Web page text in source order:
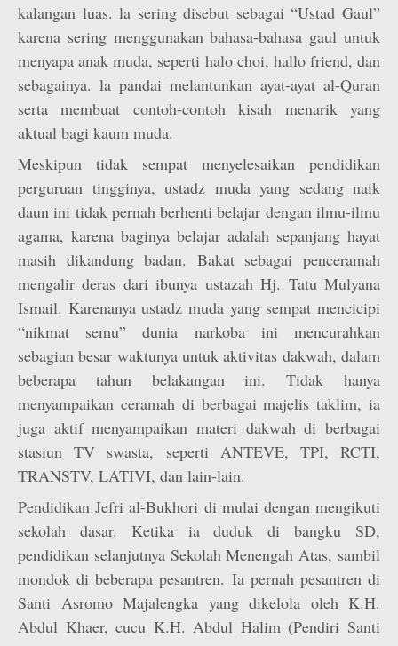
kalangan luas. la sering disebut sebagai “Ustad Gaul”
karena sering menggunakan bahasa-bahasa gaul untuk
menyapa anak muda, seperti halo choi, hallo friend, dan
sebagainya. la pandai melantunkan ayat-ayat al-Quran
serta membuat contoh-contoh kisah menarik yang
aktual bagi kaum muda.
Meskipun tidak sempat menyelesaikan pendidikan
perguruan tingginya, ustadz muda yang sedang naik
daun ini tidak pernah berhenti belajar dengan ilmu-ilmu
agama, karena baginya belajar adalah sepanjang hayat
masih dikandung badan. Bakat sebagai penceramah
mengalir deras dari ibunya ustazah Hj. Tatu Mulyana
Ismail. Karenanya ustadz muda yang sempat mencicipi
“nikmat semu” dunia narkoba ini mencurahkan
sebagian besar waktunya untuk aktivitas dakwah, dalam
beberapa tahun belakangan ini. Tidak hanya
menyampaikan ceramah di berbagai majelis taklim, ia
juga aktif menyampaikan materi dakwah di berbagai
stasiun TV swasta, seperti ANTEVE, TPI, RCTI,
TRANSTV, LATIVI, dan lain-lain.
Pendidikan Jefri al-Bukhori di mulai dengan mengikuti
sekolah dasar. Ketika ia duduk di bangku SD,
pendidikan selanjutnya Sekolah Menengah Atas, sambil
mondok di beberapa pesantren. Ia pernah pesantren di
Santi Asromo Majalengka yang dikelola oleh K.H.
Abdul Khaer, cucu K.H. Abdul Halim (Pendiri Santi